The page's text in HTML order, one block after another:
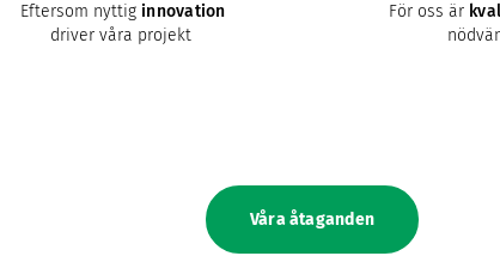
Eftersom nyttig innovation
driver våra projekt
För oss är
Våra åtaganden